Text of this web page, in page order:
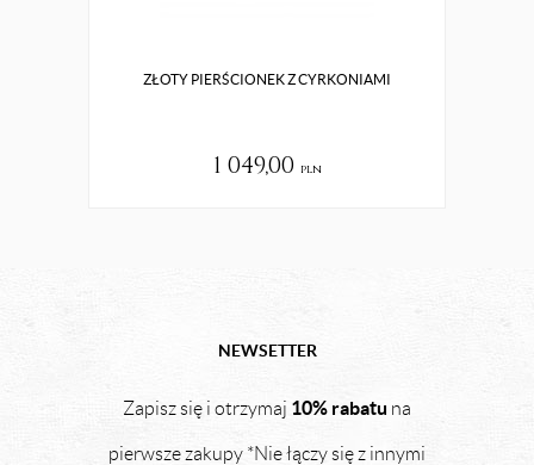
ZŁOTY PIERŚCIONEK Z CYRKONIAMI
1 049,00 pln
NEWSETTER
Zapisz się i otrzymaj 10% rabatu na
pierwsze zakupy *Nie łączy się z innymi